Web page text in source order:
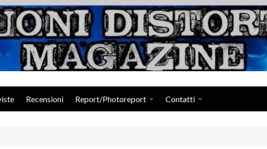
Suoni Distorti Magazine
Recensioni Report/Photoreport Contatti